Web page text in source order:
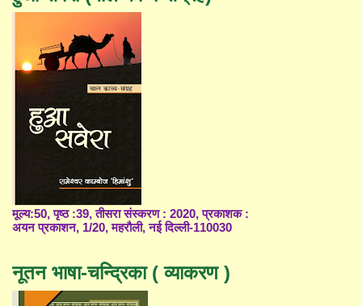
मूल्य:50, पृष्ठ :39, तीसरा संस्करण : 2020, प्रकाशक :
अयन प्रकाशन, 1/20, महरौली, नई दिल्ली-110030
नूतन भाषा-चन्द्रिका ( व्याकरण )